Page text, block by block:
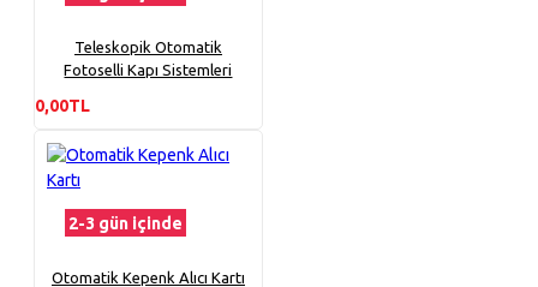
Teleskopik Otomatik
Fotoselli Kapı Sistemleri
0,00TL
2-3 gün içinde
Otomatik Kepenk Alıcı Kartı